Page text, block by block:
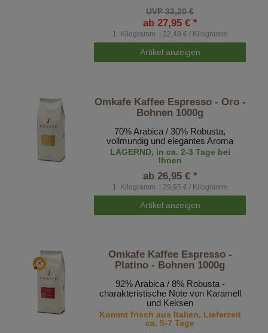
UVP 33,20 €
ab 27,95 € *
1 Kilogramm | 32,49 € / Kilogramm
Artikel anzeigen
Omkafe Kaffee Espresso - Oro -
Bohnen 1000g
70% Arabica / 30% Robusta,
vollmundig und elegantes Aroma
LAGERND, in ca. 2-3 Tage bei
Ihnen
ab 26,95 € *
1 Kilogramm | 29,95 € / Kilogramm
Artikel anzeigen
Omkafe Kaffee Espresso -
Platino - Bohnen 1000g
92% Arabica / 8% Robusta -
charakteristische Note von Karamell
und Keksen
Kommt frisch aus Italien, Lieferzeit
ca. 5-7 Tage